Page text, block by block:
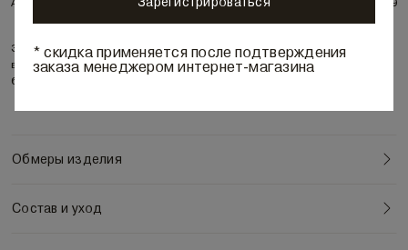
Артикул: 906059
Эффектная брошь ручной работы в виде хризантемы. Акссесуар
выполнен из микромодала и шелка. Застежка - декоративная
булавка. Яркий акцент для вечернего образа и на каждый день.
Обмеры изделия
Состав и уход
* скидка применяется после подтверждения
заказа менеджером интернет-магазина